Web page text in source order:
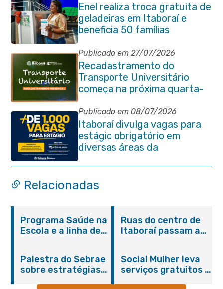
Enel realiza troca gratuita de
geladeiras em Itaboraí e
beneficia 50 famílias
Publicado em 27/07/2026
Recadastramento do
Transporte Universitário
começa na próxima quarta-
feira (29/07)
Publicado em 08/07/2026
Itaboraí divulga vagas para
estágio obrigatório em
diversas áreas da
administração pública
Relacionadas
Programa Saúde na
Escola e a linha de
promovem
conscientização
sobre hanseníase
Ruas do centro de
Itaboraí passam a
Palestra do Sebrae
sobre estratégias
Social Mulher leva
serviços gratuitos à